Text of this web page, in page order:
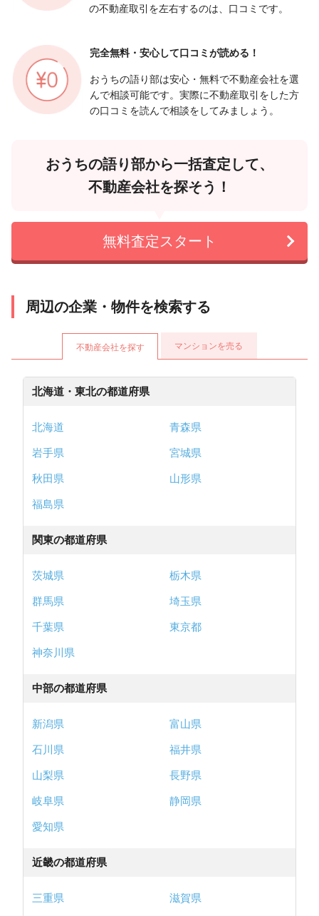
の不動産取引を左右するのは、口コミです。
完全無料・安心して口コミが読める！
おうちの語り部は安心・無料で不動産会社を選
んで相談可能です。実際に不動産取引をした方
の口コミを読んで相談をしてみましょう。
おうちの語り部から一括査定して、
不動産会社を探そう！
無料査定スタート
周辺の企業・物件を検索する
不動産会社を探す マンションを売る
北海道・東北の都道府県
北海道
青森県
岩手県
宮城県
秋田県
山形県
福島県
関東の都道府県
茨城県
栃木県
群馬県
埼玉県
千葉県
東京都
神奈川県
中部の都道府県
新潟県
富山県
石川県
福井県
山梨県
長野県
岐阜県
静岡県
愛知県
近畿の都道府県
三重県
滋賀県